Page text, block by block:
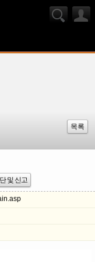
목록
및 신고